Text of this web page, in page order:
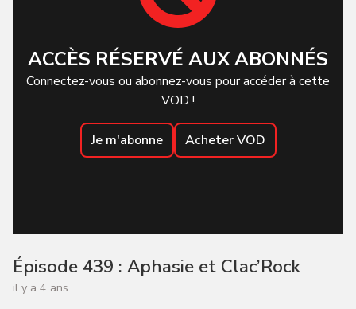
ACCÈS RÉSERVÉ AUX ABONNÉS
Connectez-vous ou abonnez-vous pour accéder à cette
VOD !
Je m'abonne Acheter VOD
Épisode 439 : Aphasie et Clac’Rock
il y a 4 ans